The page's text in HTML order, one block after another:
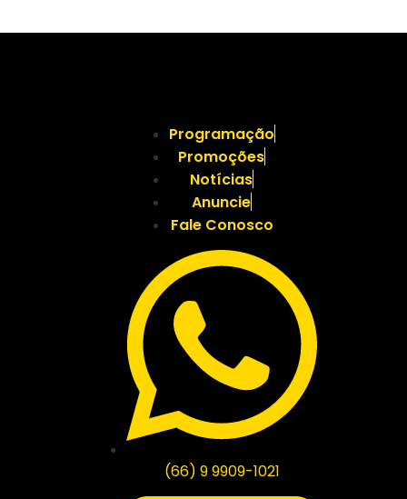
Programação
Promoções
Notícias
Anuncie
Fale Conosco
(66) 9 9909-1021